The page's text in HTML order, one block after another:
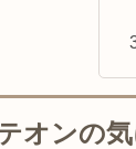
オンの